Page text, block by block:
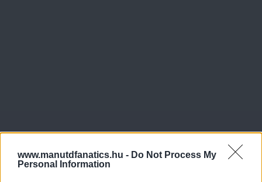
www.manutdfanatics.hu - Do Not Process My
Personal Information